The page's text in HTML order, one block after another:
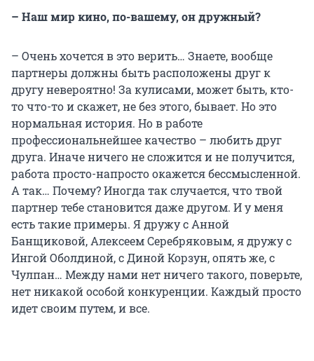
– Наш мир кино, по-вашему, он дружный?
– Очень хочется в это верить… Знаете, вообще
партнеры должны быть расположены друг к
другу невероятно! За кулисами, может быть, кто-
то что-то и скажет, не без этого, бывает. Но это
нормальная история. Но в работе
профессиональнейшее качество – любить друг
друга. Иначе ничего не сложится и не получится,
работа просто-напросто окажется бессмысленной.
А так… Почему? Иногда так случается, что твой
партнер тебе становится даже другом. И у меня
есть такие примеры. Я дружу с Анной
Банщиковой, Алексеем Серебряковым, я дружу с
Ингой Оболдиной, с Диной Корзун, опять же, с
Чулпан… Между нами нет ничего такого, поверьте,
нет никакой особой конкуренции. Каждый просто
идет своим путем, и все.